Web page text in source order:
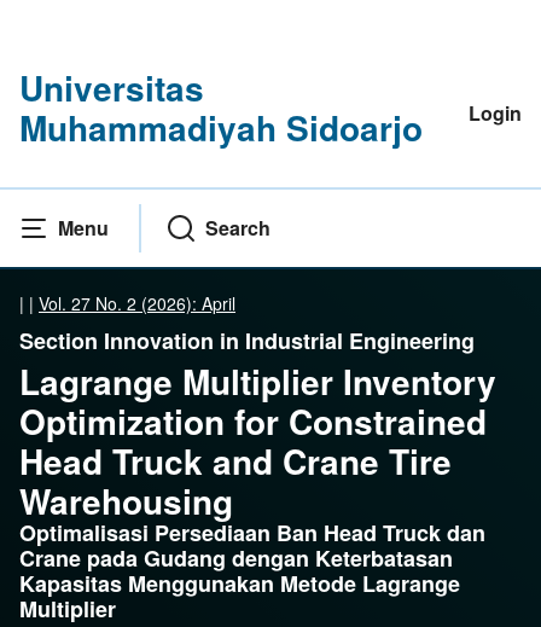
Universitas
Muhammadiyah Sidoarjo
Login
Menu Search
| | Vol. 27 No. 2 (2026): April
Section Innovation in Industrial Engineering
Lagrange Multiplier Inventory
Optimization for Constrained
Head Truck and Crane Tire
Warehousing
Optimalisasi Persediaan Ban Head Truck dan
Crane pada Gudang dengan Keterbatasan
Kapasitas Menggunakan Metode Lagrange
Multiplier